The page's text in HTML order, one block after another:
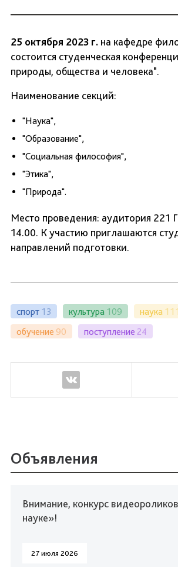
25 октября 2023 г. на кафедре
состоится студенческая
природы, общества и человека".
Наименование секций:
"Наука",
"Образование",
"Социальная философия",
"Этика",
"Природа".
Место проведения: аудитория 221
14.00. К участию приглашаются
направлений подготовки.
спорт 13 культура 109 наука 111
обучение 90 поступление 24
Объявления
Внимание, конкурс
науке»!
27 июля 2026